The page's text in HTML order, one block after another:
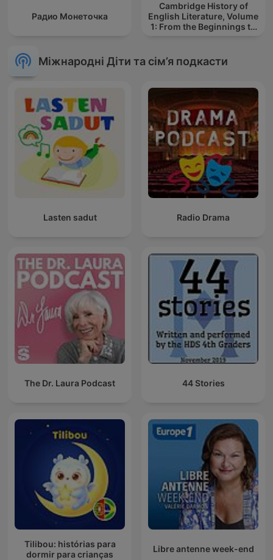
Радио Монеточка
Cambridge History of
English Literature, Volume
1: From the Beginnings to
Міжнародні Діти та сім’я подкасти
Lasten sadut Radio Drama
The Dr. Laura Podcast 44 Stories
Tilibou: histórias para
dormir para crianças
Libre antenne week-end